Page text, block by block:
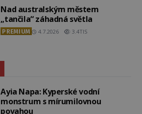
Nad australským městem
„tančila“ záhadná světla
PREMIUM 4.7.2026 3.4TIS
Ayia Napa: Kyperské vodní
monstrum s mírumilovnou
povahou